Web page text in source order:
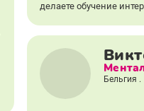
делаете обучение
Бельгия .